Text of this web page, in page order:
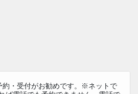
約・受付がお勧めです。※ネットで